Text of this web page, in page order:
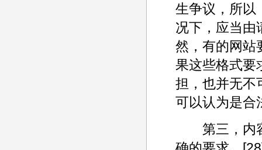
生争议，所以
况下，应当由
然，有的网站
果这些格式要
担，也并无不
可以认为是合
第三，内容